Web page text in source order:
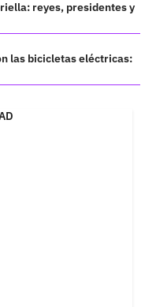
reyes, presidentes y
las bicicletas eléctricas: